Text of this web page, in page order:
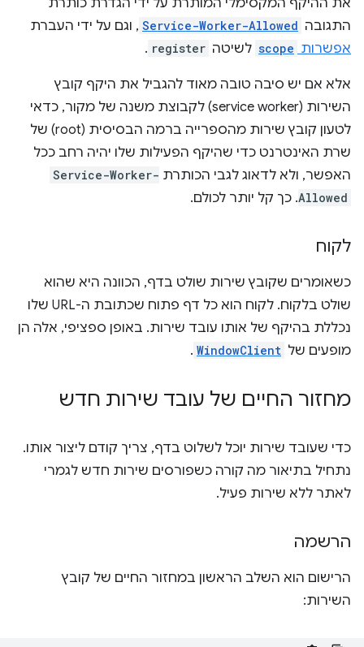
את ההיקף המקסימלי המותרת על ידי הגדרת כותרת
התגובה Service-Worker-Allowed , וגם על ידי העברת
אפשרות scope לשיטה register
.
אלא אם יש סיבה טובה מאוד להגביל את היקף קובץ
השירות (service worker) לקבוצת משנה של מקור, כדאי
לטעון קובץ שירות מהספרייה ברמה הבסיסית (root) של
שרת האינטרנט כדי שהיקף הפעילות שלו יהיה רחב ככל
האפשר, ולא לדאוג לגבי הכותרת Service-Worker-
Allowed. כך קל יותר לכולם.
לקוח
כשאומרים שקובץ שירות שולט בדף, הכוונה היא שהוא
שולט בלקוח. לקוח הוא כל דף פתוח שכתובת ה-URL שלו
נכללת בהיקף של אותו עובד שירות. באופן ספציפי, אלה הן
מופעים של WindowClient
.
מחזור החיים של עובד שירות חדש
כדי שעובד שירות יוכל לשלוט בדף, צריך קודם ליצור אותו.
נתחיל בתיאור מה קורה כשפורסים שירות חדש לגמרי
לאתר ללא שירות פעיל.
הרשמה
הרישום הוא השלב הראשון במחזור החיים של קובץ
השירות: